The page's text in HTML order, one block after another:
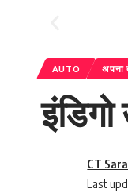
AUTO अपना
Last
CT